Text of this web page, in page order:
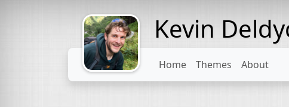
Might come
with a beard
Kevin
Home Themes About